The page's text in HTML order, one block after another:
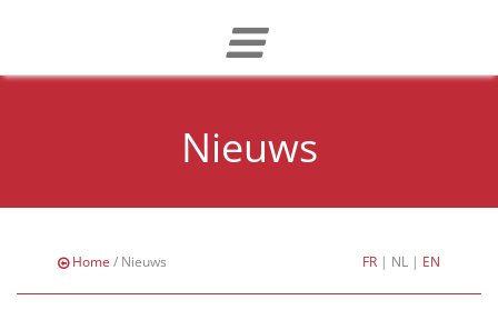
Nieuws
Home/ Nieuws FR| NL| EN